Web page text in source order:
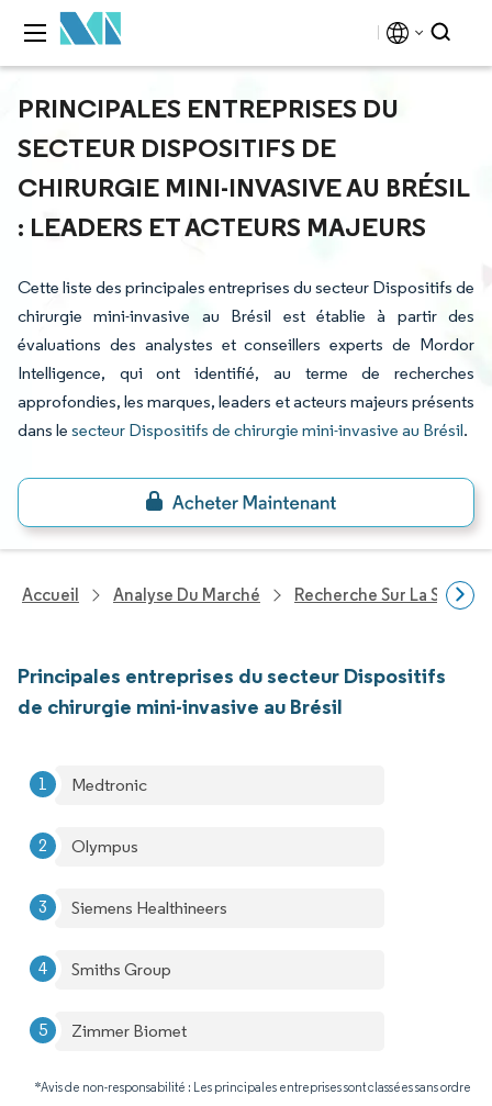
PRINCIPALES ENTREPRISES DU
SECTEUR DISPOSITIFS DE
CHIRURGIE MINI-INVASIVE AU BRÉSIL
: LEADERS ET ACTEURS MAJEURS
Cette liste des principales entreprises du secteur Dispositifs de
chirurgie mini-invasive au Brésil est établie à partir des
évaluations des analystes et conseillers experts de Mordor
Intelligence, qui ont identifié, au terme de recherches
approfondies, les marques, leaders et acteurs majeurs présents
dans le secteur Dispositifs de chirurgie mini-invasive au Brésil.
Accueil Analyse Du Marché Recherche Sur La Santé
Principales entreprises du secteur Dispositifs
de chirurgie mini-invasive au Brésil
Medtronic
Olympus
Siemens Healthineers
Smiths Group
Zimmer Biomet
*Avis de non-responsabilité : Les principales entreprises sont classées sans ordre